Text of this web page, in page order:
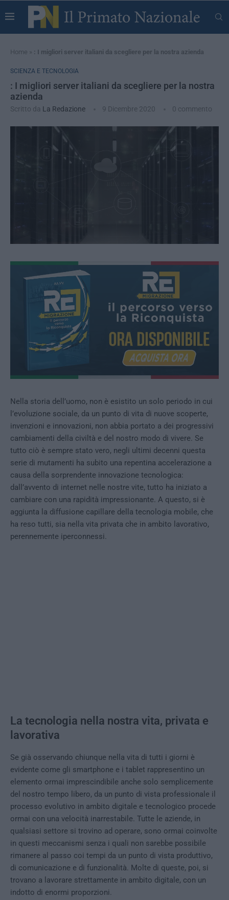
Home » : I migliori server italiani da scegliere per la nostra azienda
SCIENZA E TECNOLOGIA
: I migliori server italiani da scegliere per la nostra
azienda
Scritto da La Redazione 9 Dicembre 2020 0 commento
Nella storia dell’uomo, non è esistito un solo periodo in cui
l’evoluzione sociale, da un punto di vita di nuove scoperte,
invenzioni e innovazioni, non abbia portato a dei progressivi
cambiamenti della civiltà e del nostro modo di vivere. Se
tutto ciò è sempre stato vero, negli ultimi decenni questa
serie di mutamenti ha subito una repentina accelerazione a
causa della sorprendente innovazione tecnologica:
dall’avvento di internet nelle nostre vite, tutto ha iniziato a
cambiare con una rapidità impressionante. A questo, si è
aggiunta la diffusione capillare della tecnologia mobile, che
ha reso tutti, sia nella vita privata che in ambito lavorativo,
perennemente iperconnessi.
La tecnologia nella nostra vita, privata e
lavorativa
Se già osservando chiunque nella vita di tutti i giorni è
evidente come gli smartphone e i tablet rappresentino un
elemento ormai imprescindibile anche solo semplicemente
del nostro tempo libero, da un punto di vista professionale il
processo evolutivo in ambito digitale e tecnologico procede
ormai con una velocità inarrestabile. Tutte le aziende, in
qualsiasi settore si trovino ad operare, sono ormai coinvolte
in questi meccanismi senza i quali non sarebbe possibile
rimanere al passo coi tempi da un punto di vista produttivo,
di comunicazione e di funzionalità. Molte di queste, poi, si
trovano a lavorare strettamente in ambito digitale, con un
indotto di enormi proporzioni.